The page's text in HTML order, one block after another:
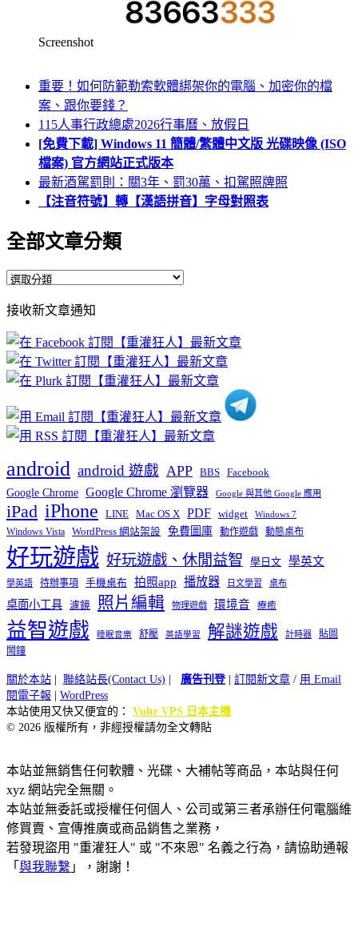
Screenshot
重要！如何防範勒索軟體綁架你的電腦、加密你的檔
案、跟你要錢？
115人事行政總處2026行事曆、放假日
[免費下載] Windows 11 簡體/繁體中文版 光碟映像 (ISO
檔案) 官方網站正式版本
最新酒駕罰則：關3年、罰30萬、扣駕照牌照
【注音符號】轉【漢語拼音】字母對照表
全部文章分類
全
文
章
分
類
接收新文章通知
android android 遊戲 APP BBS Facebook
Google Chrome Google Chrome 瀏覽器 Google 與其他 Google 應用
iPad iPhone LINE Mac OS X PDF widget Windows 7
Windows Vista WordPress 網站架設 免費圖庫 動作遊戲 動態桌布
好玩遊戲 好玩遊戲、休閒益智 學日文 學英文
學英語 待辦事項 手機桌布 拍照app 播放器 日文學習 桌布
桌面小工具 濾鏡 照片編輯 物理遊戲 環境音 療癒
益智遊戲 睡眠音樂 舒壓 英語學習 解謎遊戲 計時器
貼圖
鬧鐘
關於本站 聯絡站長(Contact Us) 廣告刊登| 訂閱新文章 / 用 Email
閱電子報
WordPress
本站使用又快又便宜的： Vultr VPS 日本主機
© 2026 版權所有，非經授權請勿全文轉貼
本站並無銷售任何軟體、光碟、大補帖等商品，本站與任何
xyz 網站完全無關。
本站並無委託或授權任何個人、公司或第三者承辦任何電腦維
修買賣、宣傳推廣或商品銷售之業務，
若發現盜用 "重灌狂人" 或 "不來恩" 名義之行為，請協助通報
「 與我聯繫 」，謝謝！